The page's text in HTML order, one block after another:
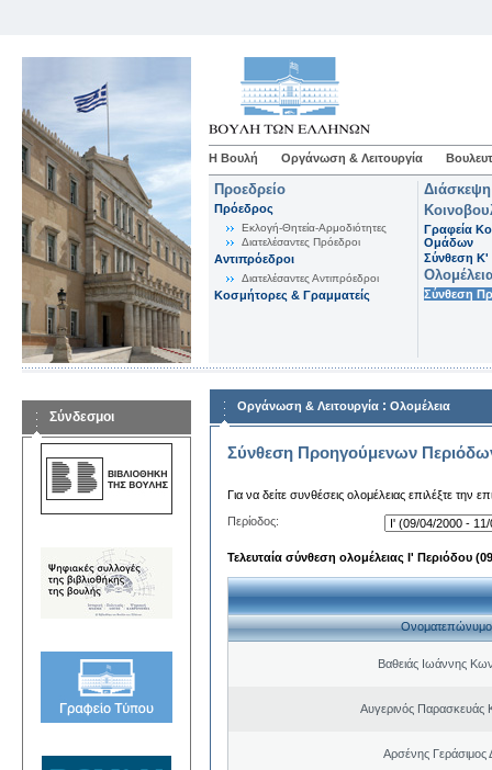
Η Βουλή Οργάνωση & Λειτουργία
Προεδρείο
Πρόεδρος
Εκλογή-Θητεία-Αρμοδιότητες
Διατελέσαντες Πρόεδροι
Αντιπρόεδροι
Διατελέσαντες Αντιπρόεδροι
Κοσμήτορες & Γραμματείς
Γραφεία
Ομάδων
Σύνθεση K'
Σύνθεση
Σύνδεσμοι
Οργάνωση & Λειτουργία : Ολομέλεια
Σύνθεση Προηγούμενων
Για να δείτε συνθέσεις ολομέλειας επιλέξτε την
Περίοδος:
Τελευταία σύνθεση ολομέλειας Ι' Περιόδου
Ονοματεπώνυμο
Βαθειάς Ιωάννης
Αυγερινός Παρασκευάς
Αρσένης Γεράσιμος